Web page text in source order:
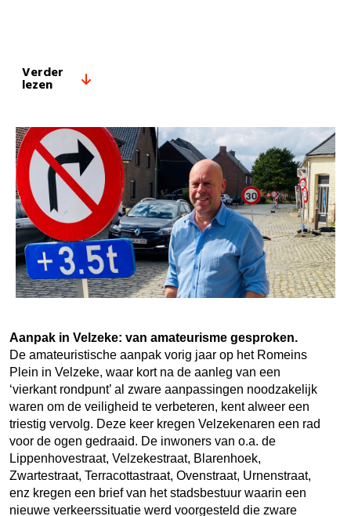
Verder
lezen
Aanpak in Velzeke: van amateurisme gesproken.
De amateuristische aanpak vorig jaar op het Romeins
Plein in Velzeke, waar kort na de aanleg van een
‘vierkant rondpunt’ al zware aanpassingen noodzakelijk
waren om de veiligheid te verbeteren, kent alweer een
triestig vervolg. Deze keer kregen Velzekenaren een rad
voor de ogen gedraaid. De inwoners van o.a. de
Lippenhovestraat, Velzekestraat, Blarenhoek,
Zwartestraat, Terracottastraat, Ovenstraat, Urnenstraat,
enz kregen een brief van het stadsbestuur waarin een
nieuwe verkeerssituatie werd voorgesteld die zware